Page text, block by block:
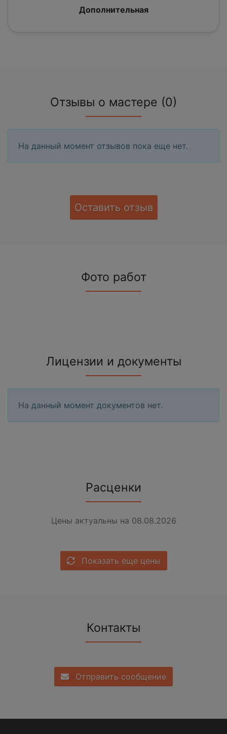
Дополнительная
Отзывы о мастере (0)
На данный момент отзывов пока еще нет.
Оставить отзыв
Фото работ
Лицензии и документы
На данный момент документов нет.
Расценки
Цены актуальны на 08.08.2026
Показать еще цены
Контакты
Отправить сообщение